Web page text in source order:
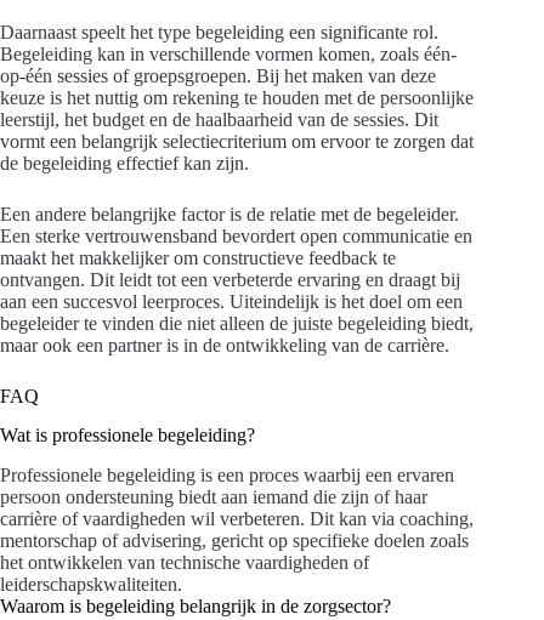
Daarnaast speelt het type begeleiding een significante rol.
Begeleiding kan in verschillende vormen komen, zoals één-
op-één sessies of groepsgroepen. Bij het maken van deze
keuze is het nuttig om rekening te houden met de persoonlijke
leerstijl, het budget en de haalbaarheid van de sessies. Dit
vormt een belangrijk selectiecriterium om ervoor te zorgen dat
de begeleiding effectief kan zijn.
Een andere belangrijke factor is de relatie met de begeleider.
Een sterke vertrouwensband bevordert open communicatie en
maakt het makkelijker om constructieve feedback te
ontvangen. Dit leidt tot een verbeterde ervaring en draagt bij
aan een succesvol leerproces. Uiteindelijk is het doel om een
begeleider te vinden die niet alleen de juiste begeleiding biedt,
maar ook een partner is in de ontwikkeling van de carrière.
FAQ
Wat is professionele begeleiding?
Professionele begeleiding is een proces waarbij een ervaren
persoon ondersteuning biedt aan iemand die zijn of haar
carrière of vaardigheden wil verbeteren. Dit kan via coaching,
mentorschap of advisering, gericht op specifieke doelen zoals
het ontwikkelen van technische vaardigheden of
leiderschapskwaliteiten.
Waarom is begeleiding belangrijk in de zorgsector?